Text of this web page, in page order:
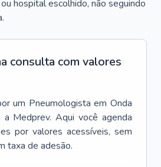
hospital escolhido, não seguindo
consulta com valores
um Pneumologista em Onda
Medprev. Aqui você agenda
por valores acessíveis, sem
taxa de adesão.